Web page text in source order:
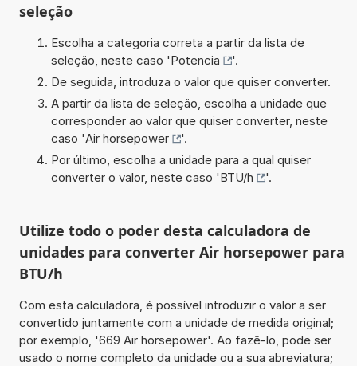
seleção
Escolha a categoria correta a partir da lista de
seleção, neste caso 'Potencia
'.
De seguida, introduza o valor que quiser converter.
A partir da lista de seleção, escolha a unidade que
corresponder ao valor que quiser converter, neste
caso 'Air horsepower
'.
Por último, escolha a unidade para a qual quiser
converter o valor, neste caso 'BTU/h '.
Utilize todo o poder desta calculadora de
unidades para converter Air horsepower para
BTU/h
Com esta calculadora, é possível introduzir o valor a ser
convertido juntamente com a unidade de medida original;
por exemplo, '669 Air horsepower'. Ao fazê-lo, pode ser
usado o nome completo da unidade ou a sua abreviatura;